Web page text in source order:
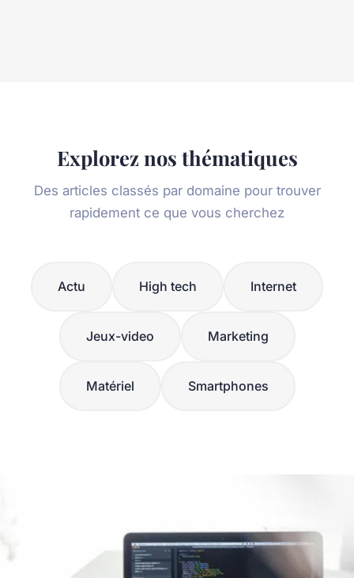
Explorez nos thématiques
Des articles classés par domaine pour trouver
rapidement ce que vous cherchez
Actu High tech Internet
Jeux-video Marketing
Matériel Smartphones